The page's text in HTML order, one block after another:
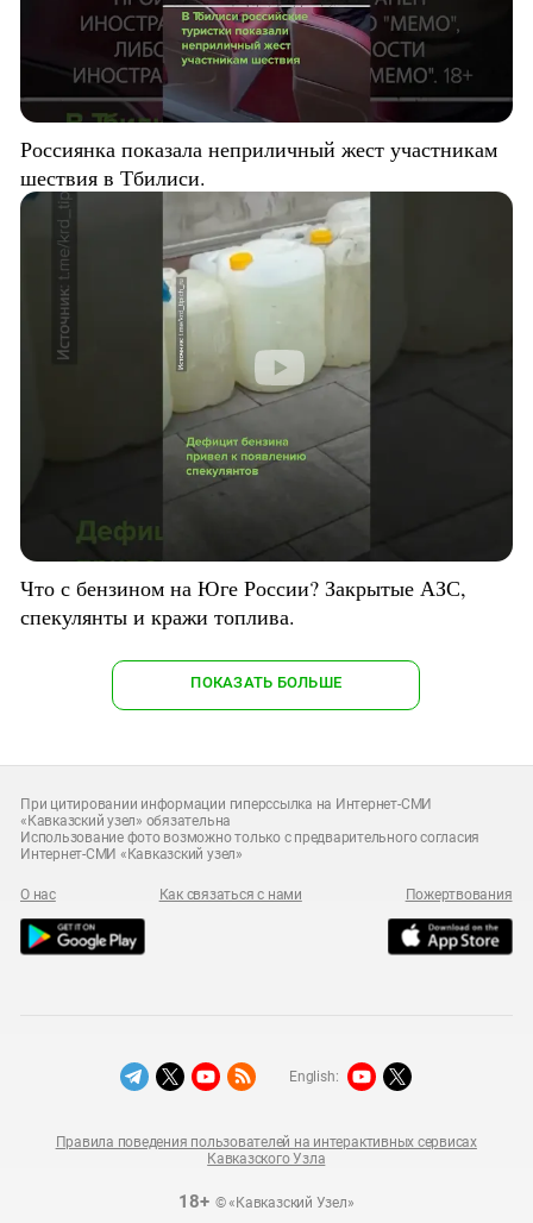
Россиянка показала неприличный жест участникам
шествия в Тбилиси.
Что с бензином на Юге России? Закрытые АЗС,
спекулянты и кражи топлива.
ПОКАЗАТЬ БОЛЬШЕ
При цитировании информации гиперссылка на Интернет-СМИ
«Кавказский узел» обязательна
Использование фото возможно только с предварительного согласия
Интернет-СМИ «Кавказский узел»
О нас Как связаться с нами Пожертвования
18+© «Кавказский Узел»
Правила поведения пользователей на интерактивных сервисах
Кавказского Узла
English: